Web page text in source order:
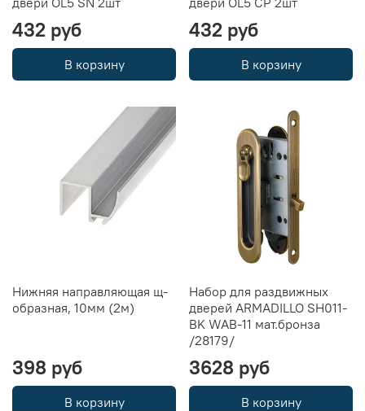
432 руб
В корзину
432 руб
В корзину
Нижняя направляющая щ-
образная, 10мм (2м)
398 руб
В корзину
Набор для раздвижных
дверей ARMADILLO SH011-
BK WAB-11 мат.бронза
/28179/
3628 руб
В корзину